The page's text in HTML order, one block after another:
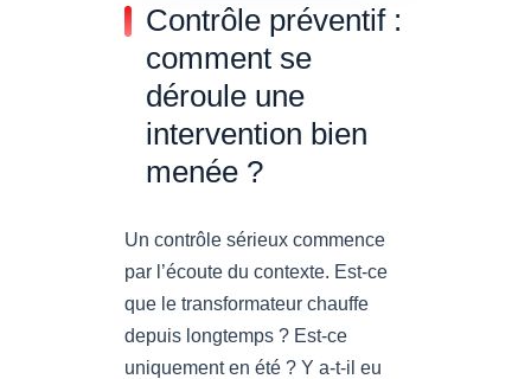
Contrôle préventif :
comment se
déroule une
intervention bien
menée ?
Un contrôle sérieux commence
par l’écoute du contexte. Est-ce
que le transformateur chauffe
depuis longtemps ? Est-ce
uniquement en été ? Y a-t-il eu